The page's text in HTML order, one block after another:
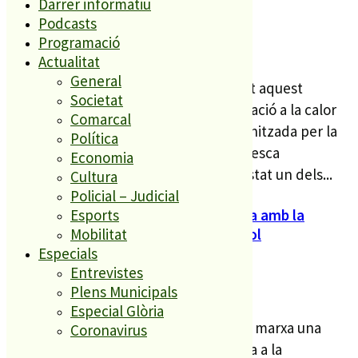
Darrer informatiu
Podcasts
Programació
Actualitat
General
Societat
Comarcal
Política
Economia
Cultura
Policial – Judicial
Esports
Mobilitat
Especials
Entrevistes
Plens Municipals
Especial Glòria
Coronavirus
DT 2 JUNY 26
L’Ajuntament de Palafolls ha participat aquest
dimarts 2 de juny en la jornada «Adaptació a la calor
en un context de canvi climàtic«, organitzada per la
Diputació de Barcelona a l’Espai Francesca
Bonnemaison. El nostre municipi ha estat un dels...
Palafolls millorarà la gestió de l’aigua amb la
instal·lació de sistemes de telecontrol
DJ 28 MAIG 26
La Diputació de Barcelona ha posat en marxa una
inversió total de 548.554,21 € destinada a la